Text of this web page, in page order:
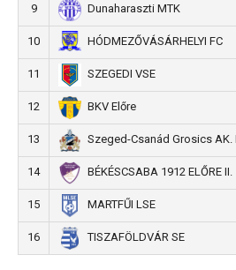
9 Dunaharaszti MTK
10 HÓDMEZŐVÁSÁRHELYI FC
11 SZEGEDI VSE
12 BKV Előre
13 Szeged-Csanád Grosics AK.
14 BÉKÉSCSABA 1912 ELŐRE II.
15 MARTFŰI LSE
16 TISZAFÖLDVÁR SE